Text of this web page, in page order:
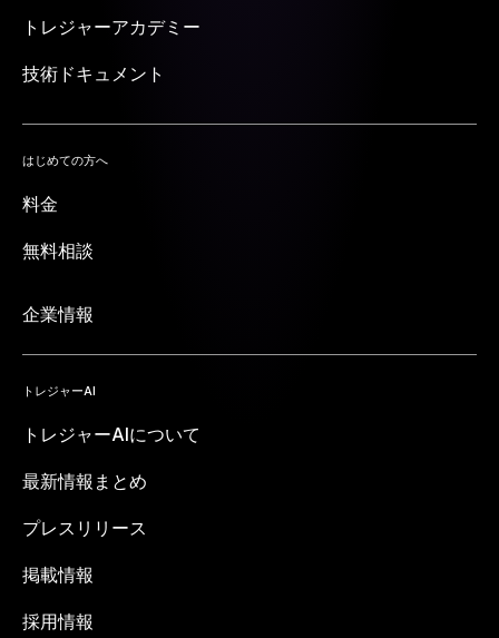
トレジャーアカデミー
技術ドキュメント
はじめての方へ
料金
無料相談
企業情報
トレジャーAI
トレジャーAIについて
最新情報まとめ
プレスリリース
掲載情報
採用情報